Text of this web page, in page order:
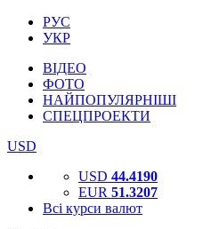
РУС
УКР
ВІДЕО
ФОТО
НАЙПОПУЛЯРНІШІ
СПЕЦПРОЕКТИ
USD
USD 44.4190
EUR 51.3207
Всі курси валют